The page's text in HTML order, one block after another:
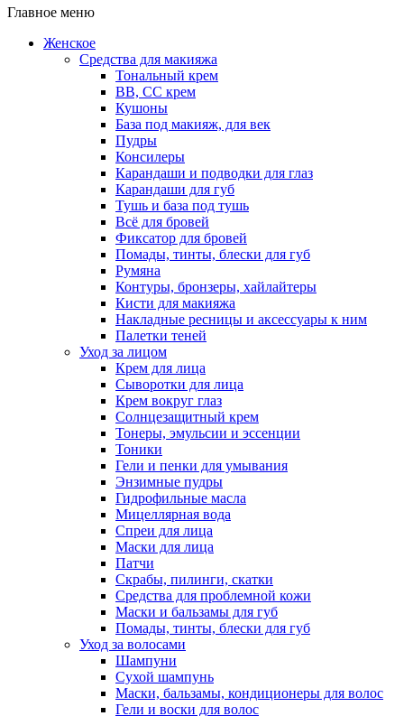
Главное меню
Женское
Средства для макияжа
Тональный крем
BB, CC крем
Кушоны
База под макияж, для век
Пудры
Консилеры
Карандаши и подводки для глаз
Карандаши для губ
Тушь и база под тушь
Всё для бровей
Фиксатор для бровей
Помады, тинты, блески для губ
Румяна
Контуры, бронзеры, хайлайтеры
Кисти для макияжа
Накладные ресницы и аксессуары к ним
Палетки теней
Уход за лицом
Крем для лица
Сыворотки для лица
Крем вокруг глаз
Солнцезащитный крем
Тонеры, эмульсии и эссенции
Тоники
Гели и пенки для умывания
Энзимные пудры
Гидрофильные масла
Мицеллярная вода
Спреи для лица
Маски для лица
Патчи
Скрабы, пилинги, скатки
Средства для проблемной кожи
Маски и бальзамы для губ
Помады, тинты, блески для губ
Уход за волосами
Шампуни
Сухой шампунь
Маски, бальзамы, кондиционеры для волос
Гели и воски для волос